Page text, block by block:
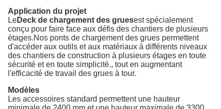
Application du projet
LeDeck de chargement des gruesest spécialement
conçu pour faire face aux défis des chantiers de plusieurs
étages.Nos ponts de chargement des grues permettent
d'accéder aux outils et aux matériaux à différents niveaux
des chantiers de construction à plusieurs étages en toute
sécurité et en toute simplicité., tout en augmentant
l'efficacité de travail des grues à tour.
Modèles
Les accessoires standard permettent une hauteur